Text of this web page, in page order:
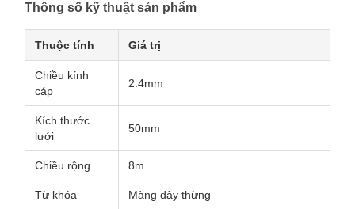
Thông số kỹ thuật sản phẩm
Thuộc tính Giá trị
Chiều kính
cáp
2.4mm
Kích thước
lưới
50mm
Chiều rộng 8m
Từ khóa Màng dây thừng